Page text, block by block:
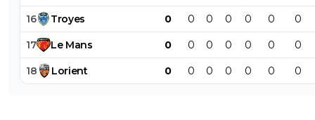
16 Troyes 0 0 0 0 0 0 0
17 Le Mans 0 0 0 0 0 0 0
18 Lorient 0 0 0 0 0 0 0